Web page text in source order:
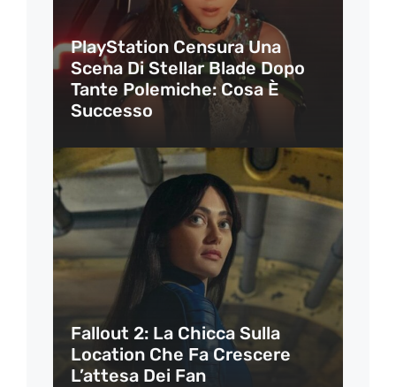
PlayStation Censura Una
Scena Di Stellar Blade Dopo
Tante Polemiche: Cosa È
Successo
Fallout 2: La Chicca Sulla
Location Che Fa Crescere
L’attesa Dei Fan